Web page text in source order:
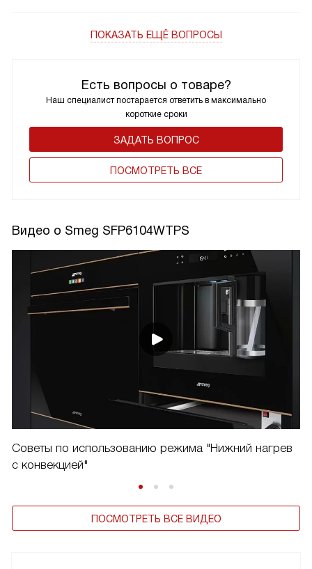
Есть вопросы о товаре?
Наш специалист постарается ответить в максимально
короткие сроки
ЗАДАТЬ ВОПРОС
ПОCМОТРЕТЬ ВСЕ
ПОКАЗАТЬ ЕЩЁ ВОПРОСЫ
Видео о Smeg SFP6104WTPS
Советы по использованию режима "Нижний нагрев
с конвекцией"
ПОСМОТРЕТЬ ВСЕ ВИДЕО